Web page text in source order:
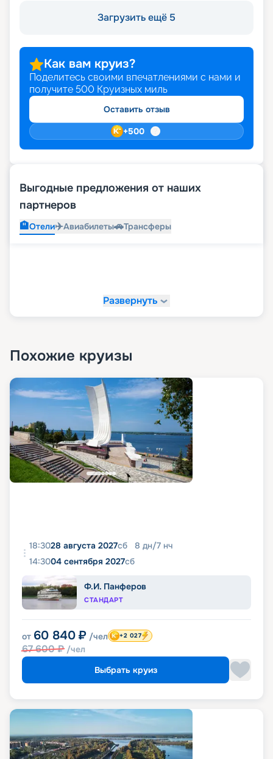
Загрузить ещё 5
Как вам круиз?
Поделитесь своими впечатлениями с нами и
получите 500 Круизных миль
Оставить отзыв
+500
Выгодные предложения от наших
партнеров
🏨Отели✈️Авиабилеты🚗Трансферы
Развернуть
Похожие круизы
18:3028 августа 2027сб 8 дн/7 нч
14:3004 сентября 2027сб
Ф.И. Панферов
СТАНДАРТ
от 60 840 ₽ /чел
67 600₽ /чел
+2 027
Выбрать круиз